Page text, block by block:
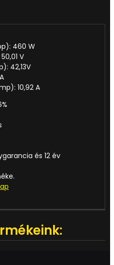
460 W
V
42,13V
10,92 A
és 12 év